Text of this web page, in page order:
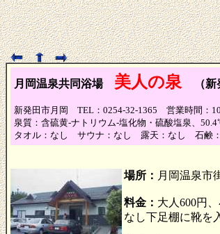
月岡温泉共同浴場 美人の泉 （
新発田市月岡 TEL：0254-32-1365 営業時間：
泉質：含硫黄-ナトリウム-塩化物・硫酸塩泉、
タオル：なし サウナ：なし 露天：なし 石鹸
場所： 月岡温泉市
料金： 大人600円
なし下足棚に靴を